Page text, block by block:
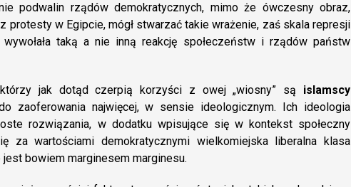
podwalin rządów demokratycznych, mimo że ówczesny obraz,
protesty w Egipcie, mógł stwarzać takie wrażenie, zaś skala represji
taką a nie inną reakcję społeczeństw i rządów państw
jak dotąd czerpią korzyści z owej „wiosny” są islamscy
zaoferowania najwięcej, w sensie ideologicznym. Ich ideologia
rozwiązania, w dodatku wpisujące się w kontekst społeczny
za wartościami demokratycznymi wielkomiejska liberalna klasa
bowiem marginesem marginesu.